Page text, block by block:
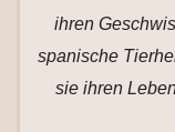
ihren
spanische
sie ihren